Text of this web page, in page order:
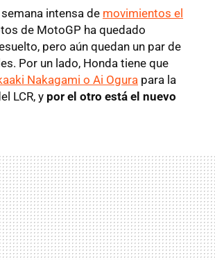
intensa de movimientos el
de MotoGP ha quedado
pero aún quedan un par de
Por un lado, Honda tiene que
Nakagami o Ai Ogura para la
LCR, y por el otro está el nuevo